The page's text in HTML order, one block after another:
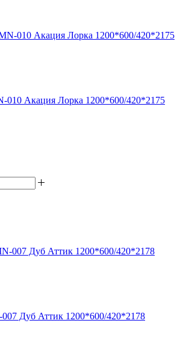
010 Акация Лорка 1200*600/420*2175
Дуб Аттик 1200*600/420*2178